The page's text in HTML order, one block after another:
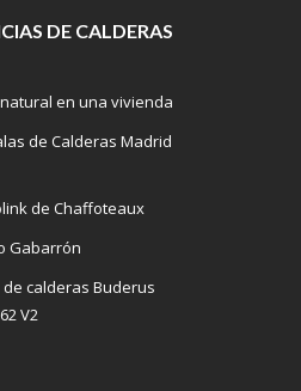
DE CALDERAS
en una vivienda
de Calderas Madrid
de Chaffoteaux
Gabarrón
calderas Buderus
V2